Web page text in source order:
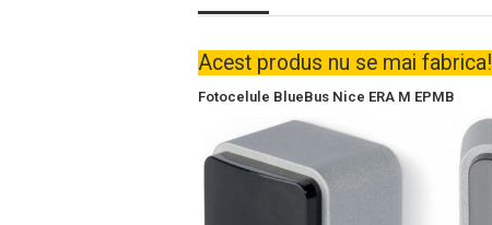
Acest produs nu se mai fabrica!
Fotocelule BlueBus Nice ERA M EPMB